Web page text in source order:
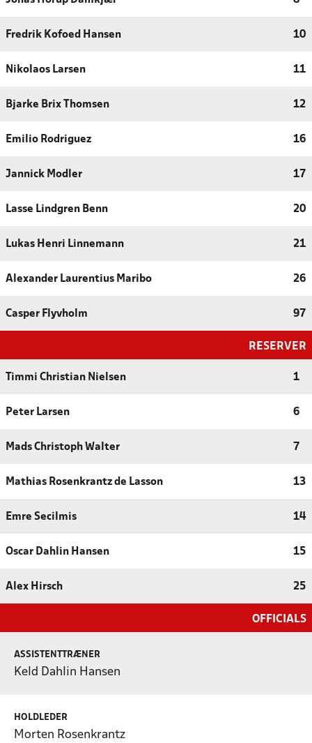
Fredrik Kofoed Hansen 10
Nikolaos Larsen 11
Bjarke Brix Thomsen 12
Emilio Rodriguez 16
Jannick Modler 17
Lasse Lindgren Benn 20
Lukas Henri Linnemann 21
Alexander Laurentius Maribo 26
Casper Flyvholm 97
RESERVER
Timmi Christian Nielsen 1
Peter Larsen 6
Mads Christoph Walter 7
Mathias Rosenkrantz de Lasson 13
Emre Secilmis 14
Oscar Dahlin Hansen 15
Alex Hirsch 25
OFFICIALS
ASSISTENTTRÆNER
Keld Dahlin Hansen
HOLDLEDER
Morten Rosenkrantz